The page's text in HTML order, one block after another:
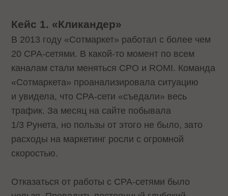
Кейс 1. «Кликандер»
В 2013 году «Сотмаркет» работал с более чем
20 CPA-сетями. В какой-то момент по всем
каналам стали меняться CPO и ROMI. Команда
«Сотмаркета» проанализировала ситуацию
и увидела, что CPA-сети «съедали» весь
трафик. За месяц на сайте побывала
1/3 Рунета, но пользы от этого не было, зато
расходы на маркетинг росли с огромной
скоростью.
Отказаться от работы с CPA-сетями было